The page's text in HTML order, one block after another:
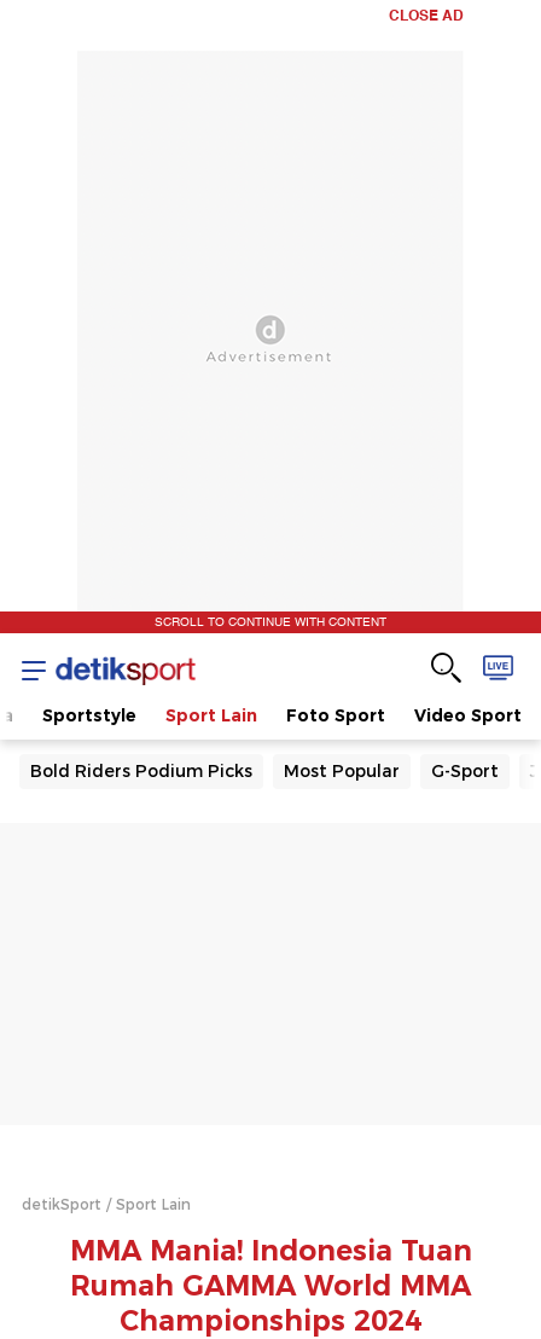
CLOSE AD
SCROLL TO CONTINUE WITH CONTENT
Sportstyle Sport Lain Foto Sport Video Sport
Bold Riders Podium Picks Most Popular G-Sport
detikSport Sport Lain
MMA Mania! Indonesia Tuan
Rumah GAMMA World MMA
Championships 2024